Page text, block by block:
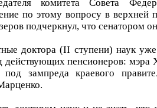
комитета Совета
по этому вопросу в верхней
подчеркнул, что сенатором он
доктора (II ступени) наук
действующих пенсионеров: мэра
зампреда краевого